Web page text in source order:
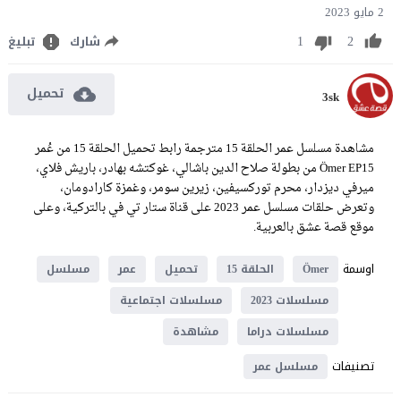
2 مايو 2023
2
1 شارك تبليغ
3sk تحميل
مشاهدة مسلسل عمر الحلقة 15 مترجمة رابط تحميل الحلقة 15 من عُمر
Ömer EP15 من بطولة صلاح الدين باشالي، غوكتشه بهادر، باريش فلاي،
ميرفي ديزدار، محرم توركسيفين، زيرين سومر، وغمزة كارادومان،
وتعرض حلقات مسلسل عمر 2023 على قناة ستار تي في بالتركية، وعلى
موقع قصة عشق بالعربية.
اوسمة
Ömer الحلقة 15 تحميل عمر
مسلسل
مسلسلات 2023
مسلسلات اجتماعية
مسلسلات دراما
مشاهدة
تصنيفات مسلسل عمر